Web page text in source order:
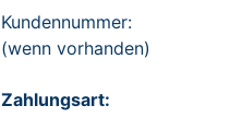
Kundennummer:
(wenn vorhanden)
Zahlungsart: